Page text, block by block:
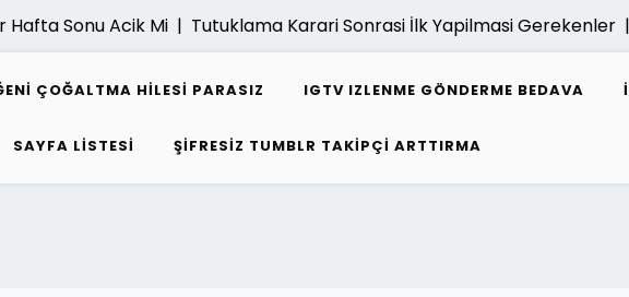
Sonu Acik Mi | Tutuklama Karari Sonrasi İlk Yapilmasi Gerekenler |
ÇOĞALTMA HILESI PARASIZ IGTV IZLENME GÖNDERME BEDAVA
SAYFA LISTESI ŞIFRESIZ TUMBLR TAKIPÇI ARTTIRMA